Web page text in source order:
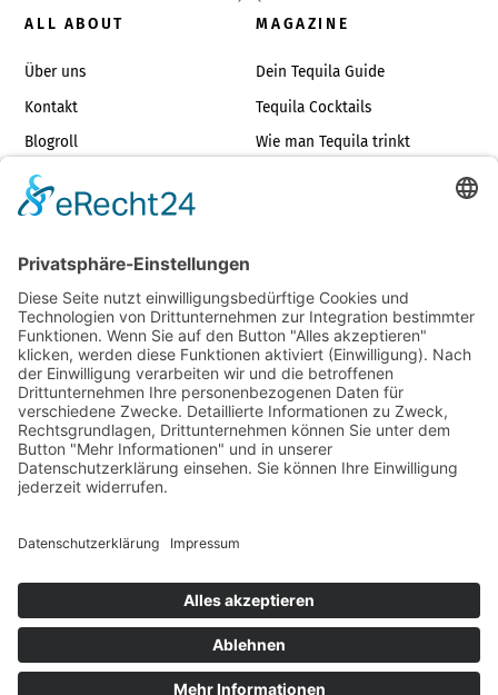
To
ALL ABOUT
Über uns
Kontakt
Blogroll
Impressum
MAGAZINE
Dein Tequila Guide
Tequila Cocktails
Wie man Tequila trinkt
TOP TEQUILAS
Tequilas unter €35
Die besten Blancos
Die besten Reposados
Tequila Store Finder
Tequila Dos & Don’ts
Tequilasprüche
Geschenkideen
Tequila vs. Whisky
Alles über Tequila: Als erster deutschsprachiger Tequilablog
nicht gleich Tequila. Gute Gründe und wahre Worte über die
wohl am meisten unterschätzte Spirituose der Zeit. Eine Frage
des Geschmacks. Und des Stils. Definitiv der Qualität. Wir
schreiben über Premium Tequila. 100% de Agave. Wo er
herkommt, was ihn ausmacht. Und wie man ihn am besten